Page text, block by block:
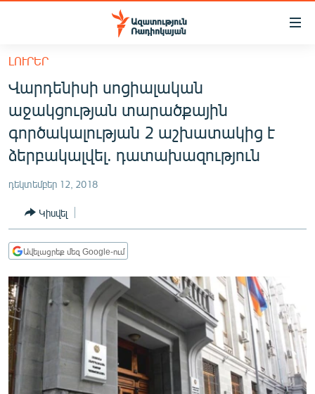
Մատչելիության
հիմնական
բովանդակությանը
հիմնական
մենյուին
Որոնում
ՀԱՅԱՍՏԱՆ
ՔԱՂԱՔԱԿԱՆ
ԸՆՏՐՈՒԹՅՈՒՆՆԵՐ 2026
ՏՆՏԵՍՈՒԹՅՈՒՆ
ՂԱՐԱԲԱՂ
ՊԱՏԵՐԱԶՄԻ 6 ՇԱԲԱԹՆԵՐԸ
ՏԱՐԱԾԱՇՐՋԱՆ
ՄԻՋԱԶԳԱՅԻՆ
ՄՇԱԿՈՒՅԹ
ՍՊՈՐՏ
ԼՈՒՐԵՐ
Վարդենիսի սոցիալական
աջակցության տարածքային
գործակալության 2 աշխատակից է
ձերբակալվել. դատախազություն
դեկտեմբեր 12, 2018
Կիսվել
Ավելացրեք մեզ Google-ում